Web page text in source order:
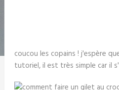
coucou les copains ! j'espère
tutoriel, il est très simple car il